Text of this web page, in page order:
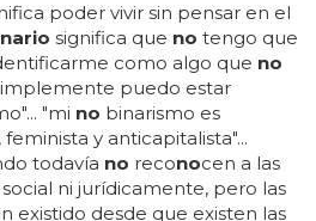
poder vivir sin pensar en el
significa que no tengo que
como algo que no
puedo estar
"mi no binarismo es
y anticapitalista"...
todavía no reconocen a las
social ni jurídicamente, pero las
existido desde que existen las